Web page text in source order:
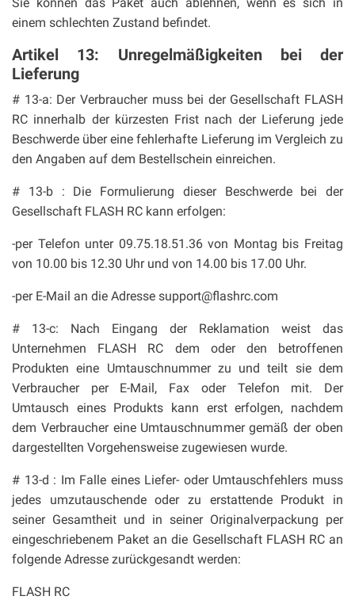
einem schlechten Zustand befindet.
Artikel 13: Unregelmäßigkeiten bei der
Lieferung
# 13-a: Der Verbraucher muss bei der Gesellschaft FLASH
RC innerhalb der kürzesten Frist nach der Lieferung jede
Beschwerde über eine fehlerhafte Lieferung im Vergleich zu
den Angaben auf dem Bestellschein einreichen.
# 13-b : Die Formulierung dieser Beschwerde bei der
Gesellschaft FLASH RC kann erfolgen:
-per Telefon unter 09.75.18.51.36 von Montag bis Freitag
von 10.00 bis 12.30 Uhr und von 14.00 bis 17.00 Uhr.
-per E-Mail an die Adresse support@flashrc.com
# 13-c: Nach Eingang der Reklamation weist das
Unternehmen FLASH RC dem oder den betroffenen
Produkten eine Umtauschnummer zu und teilt sie dem
Verbraucher per E-Mail, Fax oder Telefon mit. Der
Umtausch eines Produkts kann erst erfolgen, nachdem
dem Verbraucher eine Umtauschnummer gemäß der oben
dargestellten Vorgehensweise zugewiesen wurde.
# 13-d : Im Falle eines Liefer- oder Umtauschfehlers muss
jedes umzutauschende oder zu erstattende Produkt in
seiner Gesamtheit und in seiner Originalverpackung per
eingeschriebenem Paket an die Gesellschaft FLASH RC an
folgende Adresse zurückgesandt werden:
FLASH RC